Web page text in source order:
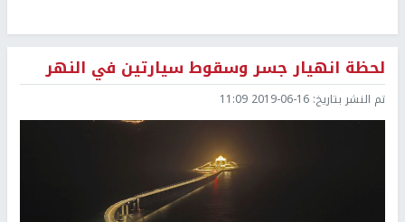
لحظة انهيار جسر وسقوط سيارتين في النهر
تم النشر بتاريخ: 2019-06-16 11:09